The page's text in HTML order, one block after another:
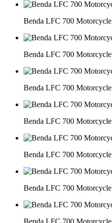
Benda LFC 700 Motorcycle
Benda LFC 700 Motorcycle
Benda LFC 700 Motorcycle
Benda LFC 700 Motorcycle
Benda LFC 700 Motorcycle
Benda LFC 700 Motorcycle
Benda LFC 700 Motorcycle